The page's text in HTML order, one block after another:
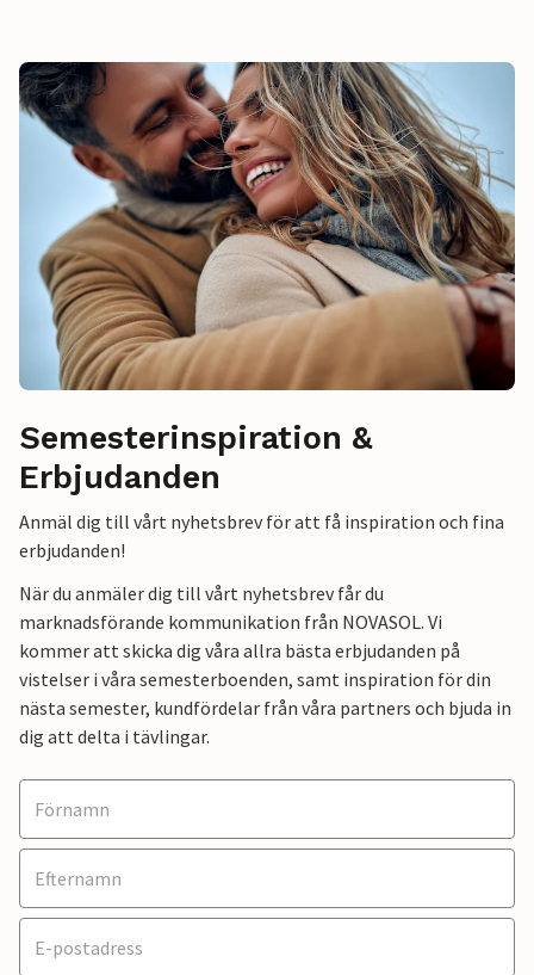
Semesterinspiration &
Erbjudanden
Anmäl dig till vårt nyhetsbrev för att få inspiration och fina
erbjudanden!
När du anmäler dig till vårt nyhetsbrev får du
marknadsförande kommunikation från NOVASOL. Vi
kommer att skicka dig våra allra bästa erbjudanden på
vistelser i våra semesterboenden, samt inspiration för din
nästa semester, kundfördelar från våra partners och bjuda in
dig att delta i tävlingar.